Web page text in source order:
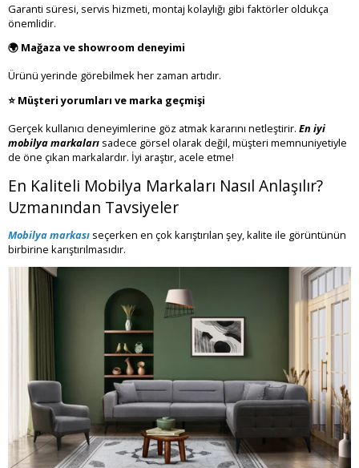
Garanti süresi, servis hizmeti, montaj kolaylığı gibi faktörler oldukça
önemlidir.
🌍 Mağaza ve showroom deneyimi
Ürünü yerinde görebilmek her zaman artıdır.
⭐ Müşteri yorumları ve marka geçmişi
Gerçek kullanıcı deneyimlerine göz atmak kararını netleştirir. En iyi
mobilya markaları sadece görsel olarak değil, müşteri memnuniyetiyle
de öne çıkan markalardır. İyi araştır, acele etme!
En Kaliteli Mobilya Markaları Nasıl Anlaşılır?
Uzmanından Tavsiyeler
Mobilya markası seçerken en çok karıştırılan şey, kalite ile görüntünün
birbirine karıştırılmasıdır.